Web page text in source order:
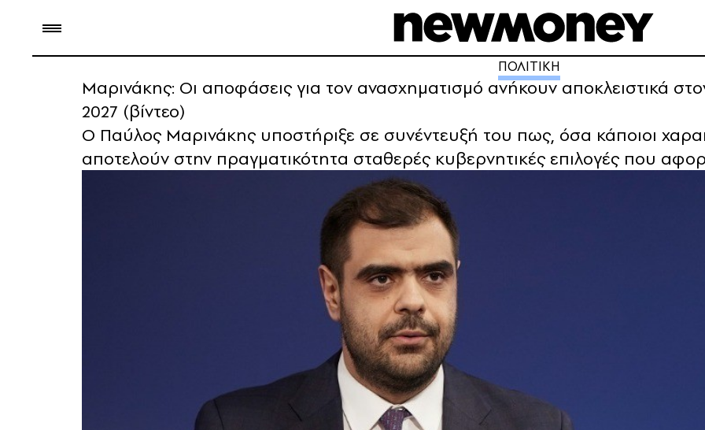
ΠΟΛΙΤΙΚΗ
Μαρινάκης: Οι αποφάσεις για τον ανασχηματισμό ανήκουν αποκλειστικά
2027 (βίντεο)
Ο Παύλος Μαρινάκης υποστήριξε σε συνέντευξή του πως, όσα κάποιοι
αποτελούν στην πραγματικότητα σταθερές κυβερνητικές επιλογές που